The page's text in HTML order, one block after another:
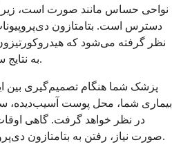
نواحی حساس مانند صورت است،
دسترس است. بتامتازون
نظر گرفته می‌شود که
به نتایج سریع‌تر و چشمگیرتری نیاز دارید.
پزشک شما هنگام تصمیم‌گیری بین
بیماری شما، محل پوست آسیب‌دیده،
در نظر خواهد گرفت. گاهی
صورت نیاز، رفتن به بتامتازون دی‌پروپیونات، ایمن‌ترین رویکرد است.